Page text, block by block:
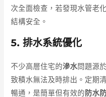
次全面檢查，若發現水管老
結構安全。
5. 排水系統優化
不少高層住宅的滲水問題源
致積水無法及時排出。定期
暢通，是簡單但有效的防水